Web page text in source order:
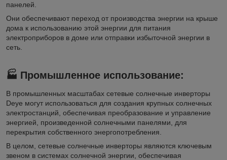
панелей.
Они обеспечивают переход от производства энергии на крыше
дома к использованию этой энергии для питания
электроприборов в доме или отправки избыточной энергии в
сеть.
🏭 Промышленное использование:
В промышленных масштабах сетевые солнечные инверторы
Deye могут использоваться для создания крупных солнечных
электростанций, обеспечивая преобразование и управление
энергией, произведенной солнечными панелями, для
перекрытия собственного энергопотребления.
В целом, сетевые солнечные инверторы являются ключевым
звеном в системах солнечной энергии, обеспечивая